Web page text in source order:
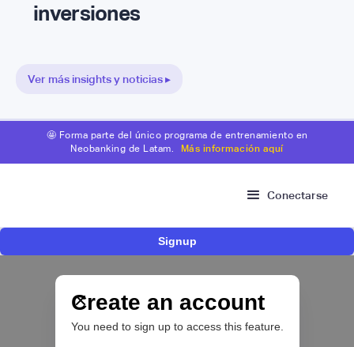
inversiones
Ver más insights y noticias ▸
🤩 Forma parte del único programa de entrenamiento en
Neobanking de Latam.
Más información aquí
Conectarse
Signup
Create an account
You need to sign up to access this feature.
millones para expandir su plataforma de
crédito y cashback para empleados
CRÉDITO DIGITAL 💰